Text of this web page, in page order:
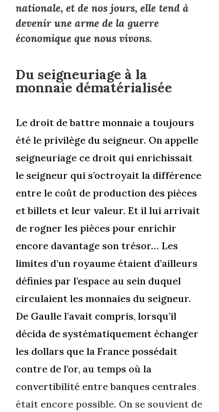
nationale, et de nos jours, elle tend à
devenir une arme de la guerre
économique que nous vivons.
Du seigneuriage à la
monnaie dématérialisée
Le droit de battre monnaie a toujours
été le privilège du seigneur. On appelle
seigneuriage ce droit qui enrichissait
le seigneur qui s’octroyait la différence
entre le coût de production des pièces
et billets et leur valeur. Et il lui arrivait
de rogner les pièces pour enrichir
encore davantage son trésor… Les
limites d’un royaume étaient d’ailleurs
définies par l’espace au sein duquel
circulaient les monnaies du seigneur.
De Gaulle l’avait compris, lorsqu’il
décida de systématiquement échanger
les dollars que la France possédait
contre de l’or, au temps où la
convertibilité entre banques centrales
était encore possible. On se souvient de